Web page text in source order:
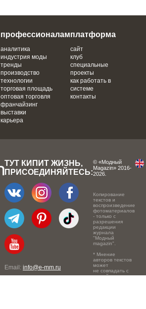
профессионалам
аналитика
индустрия моды
тренды
производство
технологии
торговая площадь
оптовая торговля
франчайзинг
выставки
карьера
платформа
сайт
клуб
специальные
проекты
как работать в
системе
контакты
ТУТ КИПИТ ЖИЗНЬ,
ПРИСОЕДИНЯЙТЕСЬ:
Email: info@e-mm.ru
© «Модный
Magazin» 2016-
2026.
Копирование
текстов и
воспроизведение
фотоматериалов
- только с
разрешения
редакции
журнала
"Модный
magazin".
* Мнение
авторов текстов
может
не совпадать с
точкой зрения